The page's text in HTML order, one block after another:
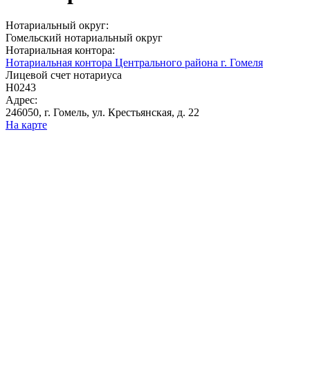
Нотариальный округ:
Гомельский нотариальный округ
Нотариальная контора:
Нотариальная контора Центрального района г. Гомеля
Лицевой счет нотариуса
Н0243
Адрес:
246050, г. Гомель, ул. Крестьянская, д. 22
На карте